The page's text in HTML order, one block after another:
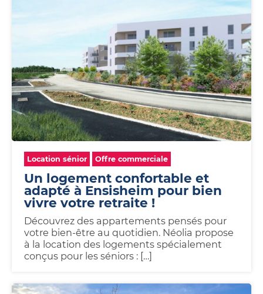
Location sénior Offre commerciale
Un logement confortable et
adapté à Ensisheim pour bien
vivre votre retraite !
Découvrez des appartements pensés pour
votre bien-être au quotidien. Néolia propose
à la location des logements spécialement
conçus pour les séniors : […]